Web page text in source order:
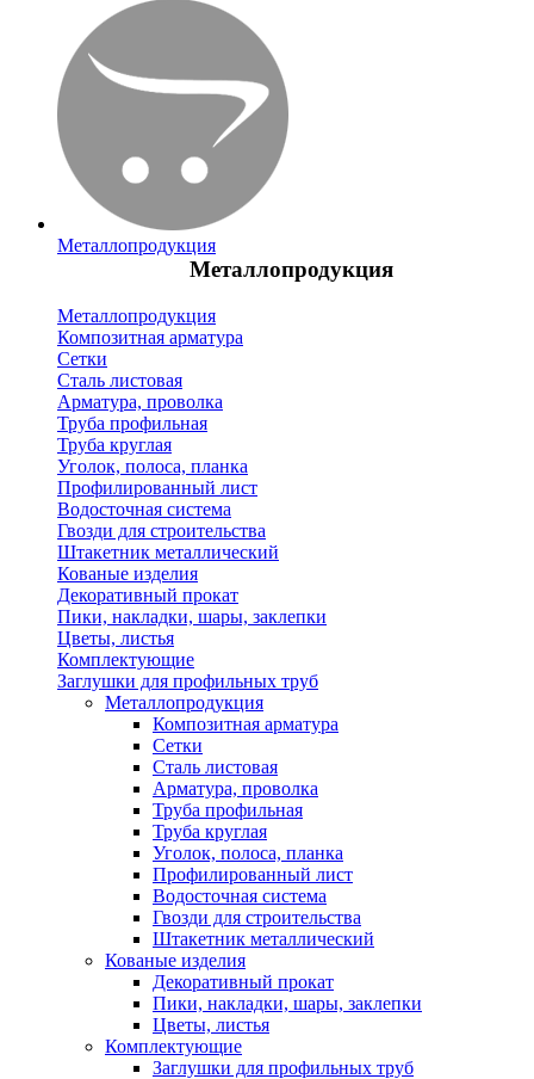
Металлопродукция
Металлопродукция
Металлопродукция
Композитная арматура
Сетки
Сталь листовая
Арматура, проволка
Труба профильная
Труба круглая
Уголок, полоса, планка
Профилированный лист
Водосточная система
Гвозди для строительства
Штакетник металлический
Кованые изделия
Декоративный прокат
Пики, накладки, шары, заклепки
Цветы, листья
Комплектующие
Заглушки для профильных труб
Металлопродукция
Композитная арматура
Сетки
Сталь листовая
Арматура, проволка
Труба профильная
Труба круглая
Уголок, полоса, планка
Профилированный лист
Водосточная система
Гвозди для строительства
Штакетник металлический
Кованые изделия
Декоративный прокат
Пики, накладки, шары, заклепки
Цветы, листья
Комплектующие
Заглушки для профильных труб